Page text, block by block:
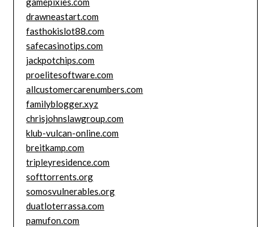
drawneastart.com
fasthokislot88.com
safecasinotips.com
jackpotchips.com
proelitesoftware.com
allcustomercarenumbers.com
familyblogger.xyz
chrisjohnslawgroup.com
klub-vulcan-online.com
breitkamp.com
tripleyresidence.com
softtorrents.org
somosvulnerables.org
duatloterrassa.com
pamufon.com